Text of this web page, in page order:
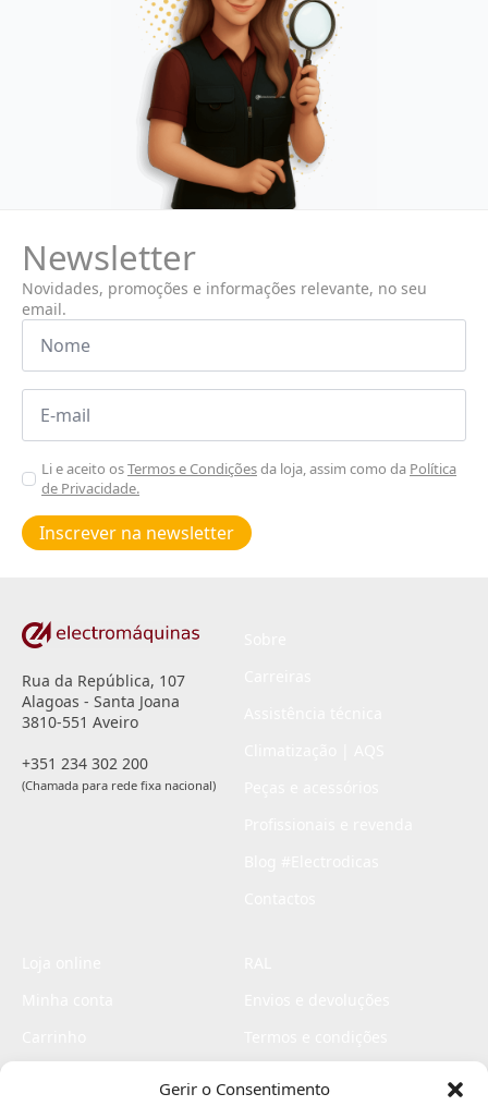
Gerir o Consentimento
Newsletter
Novidades, promoções e informações relevante, no seu
email.
Nome
Email
Aceitar
Poiticas
de
privacidade
Li e aceito osTermos e Condiçõesda loja, assim como da Política
de Privacidade.
Inscrever na newsletter
Rua da República, 107
Alagoas - Santa Joana
3810-551 Aveiro
+351 234 302 200
(Chamada para rede fixa nacional)